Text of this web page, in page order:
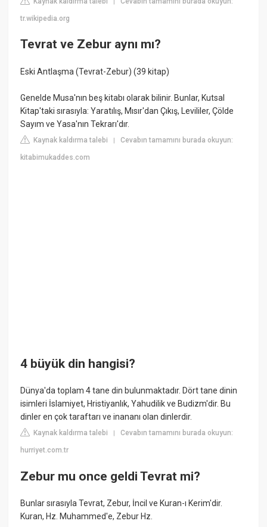
tr.wikipedia.org
Tevrat ve Zebur aynı mı?
Eski Antlaşma (Tevrat-Zebur) (39 kitap)
Genelde Musa'nın beş kitabı olarak bilinir. Bunlar, Kutsal
Kitap'taki sırasıyla: Yaratılış, Mısır'dan Çıkış, Levililer, Çölde
Sayım ve Yasa'nın Tekrarı'dır.
Kaynak kaldırma talebi |Cevabın tamamını burada okuyun:
kitabimukaddes.com
4 büyük din hangisi?
Dünya'da toplam 4 tane din bulunmaktadır. Dört tane dinin
isimleri İslamiyet, Hristiyanlık, Yahudilik ve Budizm'dir. Bu
dinler en çok taraftarı ve inananı olan dinlerdir.
Kaynak kaldırma talebi |Cevabın tamamını burada okuyun:
hurriyet.com.tr
Zebur mu once geldi Tevrat mi?
Bunlar sırasıyla Tevrat, Zebur, İncil ve Kuran-ı Kerim'dir.
Kuran, Hz. Muhammed'e, Zebur Hz.